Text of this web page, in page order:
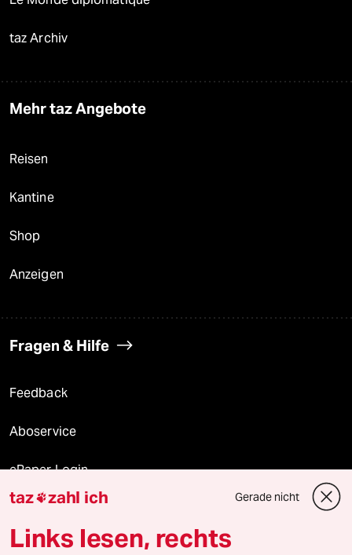
taz Archiv
Mehr taz Angebote
Reisen
Kantine
Shop
Anzeigen
Fragen & Hilfe
Feedback
Aboservice
ePaper Login
Downloads für Abonnierende
taz zahl ich Gerade nicht
Links lesen, rechts